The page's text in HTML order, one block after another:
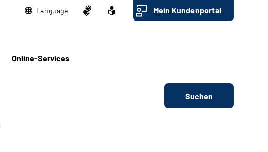
Language Mein Kundenportal
Online-Services
Suchen